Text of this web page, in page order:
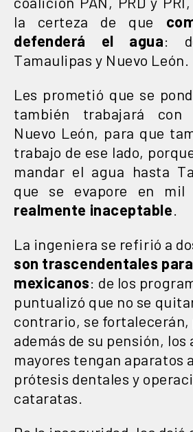
la certeza de que
defenderá el agua:
Tamaulipas y Nuevo León.
Les prometió que se
también trabajará con
Nuevo León, para que
trabajo de ese lado,
mandar el agua hasta
que se evapore en mil
realmente inaceptable
La ingeniera se refirió a
son trascendentales
mexicanos: de los
puntualizó que no se
contrario, se fortalecerán,
además de su pensión, los
mayores tengan aparatos
prótesis dentales y
cataratas.